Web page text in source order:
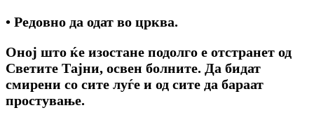
• Редовно да одат во црква.
Оној што ќе изостане подолго е отстранет од
Светите Тајни, освен болните. Да бидат
смирени co сите луѓе и од сите да бараат
простување.